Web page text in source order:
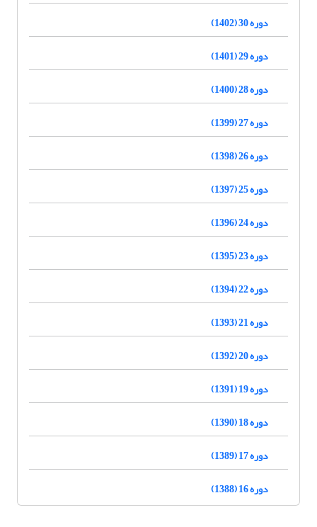
دوره 30 (1402)
دوره 29 (1401)
دوره 28 (1400)
دوره 27 (1399)
دوره 26 (1398)
دوره 25 (1397)
دوره 24 (1396)
دوره 23 (1395)
دوره 22 (1394)
دوره 21 (1393)
دوره 20 (1392)
دوره 19 (1391)
دوره 18 (1390)
دوره 17 (1389)
دوره 16 (1388)